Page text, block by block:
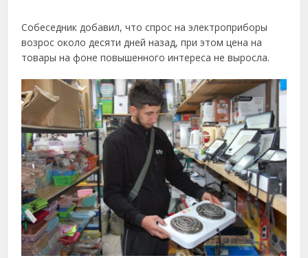
Собеседник добавил, что спрос на электроприборы
возрос около десяти дней назад, при этом цена на
товары на фоне повышенного интереса не выросла.